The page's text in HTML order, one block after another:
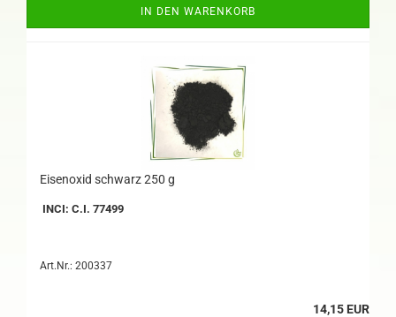
IN DEN WARENKORB
Eisenoxid schwarz 250 g
INCI: C.I. 77499
Art.Nr.: 200337
14,15 EUR